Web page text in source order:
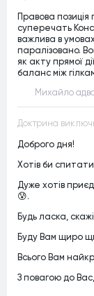
Правова позиція
суперечать
важлива в
паралізовано.
як акту прямої
баланс між
Михайло
Доброго дня!
Хотів би
Дуже хотів
😰.
Будь ласка,
Буду Вам щиро
Всього Вам
З повагою до